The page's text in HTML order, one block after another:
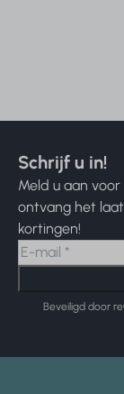
Schrijf u in!
Meld u aan
ontvang het
kortingen!
Beveiligd door